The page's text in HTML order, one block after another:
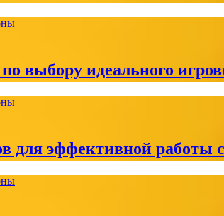
выбору идеального
для эффективной работы